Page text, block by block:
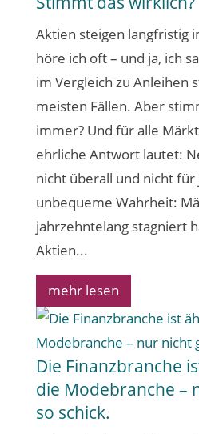
Aktien steigen langfristig
höre ich oft – und ja, ich
im Vergleich zu Anleihen
meisten Fällen. Aber
immer? Und für alle
ehrliche Antwort lautet:
nicht überall und nicht für
unbequeme Wahrheit:
jahrzehntelang stagniert
Aktien...
mehr lesen
Die Finanzbranche
die Modebranche –
so schick.